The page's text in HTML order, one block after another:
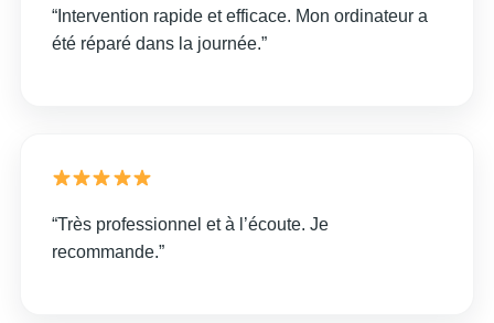
“Intervention rapide et efficace. Mon ordinateur a
été réparé dans la journée.”
“Très professionnel et à l’écoute. Je
recommande.”